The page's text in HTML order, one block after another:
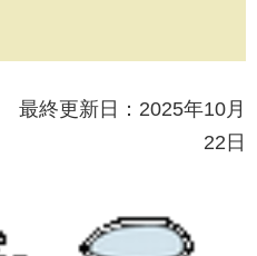
最終更新日：2025年10月
22日